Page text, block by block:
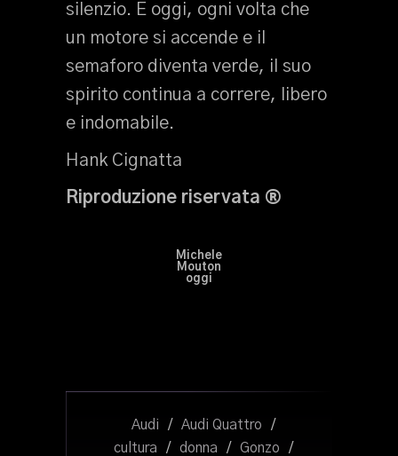
silenzio. E oggi, ogni volta che
un motore si accende e il
semaforo diventa verde, il suo
spirito continua a correre, libero
e indomabile.
Hank Cignatta
Riproduzione riservata ®
Michele
Mouton
oggi
Audi / Audi Quattro
/
cultura
/ donna / Gonzo
/